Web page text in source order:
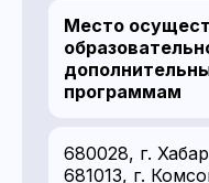
Место
программам
680028, г.
681013, г.